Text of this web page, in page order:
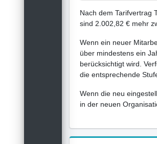
Nach dem Tarifvertrag
sind 2.002,82 € mehr
Wenn ein neuer
über mindestens ein
berücksichtigt wird.
die entsprechende
Wenn die neu
in der neuen